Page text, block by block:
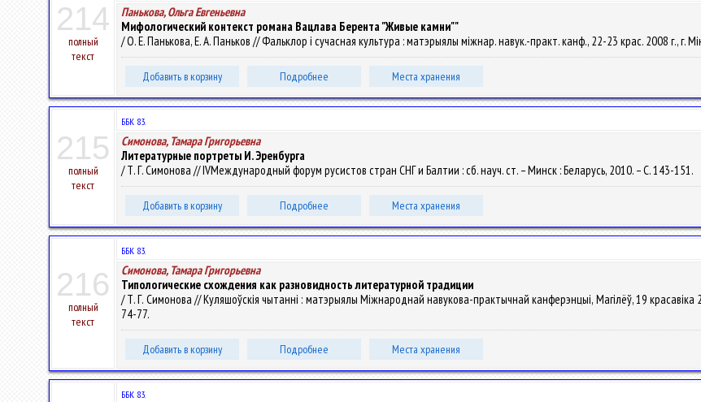
214
полный
текст
Панькова, Ольга Евгеньевна
Мифологический контекст романа Вацлава Берента "Живые камни""
/ О. Е. Панькова, Е. А. Паньков // Фальклор і сучасная культура : матэрыялы міжнар. навук.-практ. канф., 22-23 крас. 2008 г., г.
Добавить в корзину Подробнее Места хранения
215
полный
текст
ББК 83.
Симонова, Тамара Григорьевна
Литературные портреты И. Эренбурга
/ Т. Г. Симонова // IVМеждународный форум русистов стран СНГ и Балтии : сб. науч. ст. – Минск : Беларусь, 2010. – С. 143-151.
Добавить в корзину Подробнее Места хранения
216
полный
текст
ББК 83.
Симонова, Тамара Григорьевна
Типологические схождения как разновидность литературной традиции
/ Т. Г. Симонова // Куляшоўскія чытанні : матэрыялы Міжнароднай навукова-практычнай канферэнцыі, Магілёў, 19
74-77.
Добавить в корзину Подробнее Места хранения
ББК 83.